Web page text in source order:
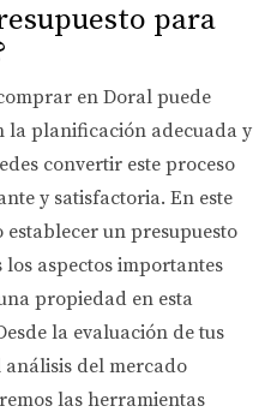
para
en Doral puede
la planificación adecuada y
convertir este proceso
y satisfactoria. En este
un presupuesto
aspectos importantes
propiedad en esta
la evaluación de tus
del mercado
las herramientas